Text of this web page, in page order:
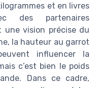
et en livres
des partenaires
vision précise du
la hauteur au garrot
influencer la
c’est bien le poids
Dans ce cadre,